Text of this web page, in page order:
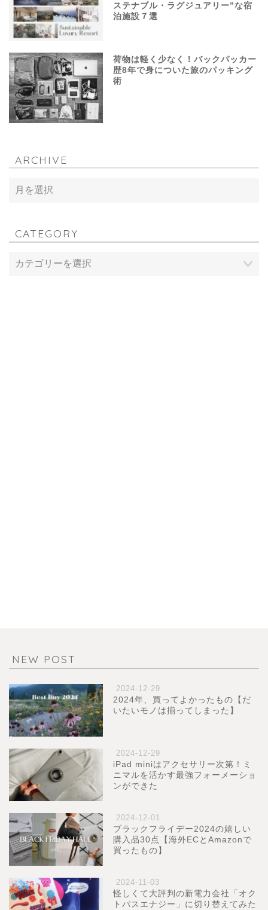
ステナブル・ラグジュアリー”な宿
泊施設７選
荷物は軽く少なく！バックパッカー
歴8年で身についた旅のパッキング
術
ARCHIVE
CATEGORY
NEW POST
2024-12-29
2024年、買ってよかったもの【だ
いたいモノは揃ってしまった】
2024-12-29
iPad miniはアクセサリー次第！ミ
ニマルを活かす最強フォーメーショ
ンができた
2024-12-01
ブラックフライデー2024の嬉しい
購入品30点【海外ECとAmazonで
買ったもの】
2024-11-03
怪しくて大評判の新電力会社「オク
トパスエナジー」に切り替えてみた